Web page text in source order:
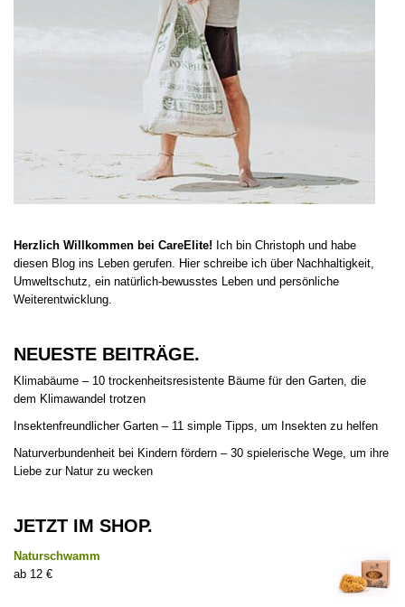
Herzlich Willkommen bei CareElite! Ich bin Christoph und habe
diesen Blog ins Leben gerufen. Hier schreibe ich über Nachhaltigkeit,
Umweltschutz, ein natürlich-bewusstes Leben und persönliche
Weiterentwicklung.
NEUESTE BEITRÄGE.
Klimabäume – 10 trockenheitsresistente Bäume für den Garten, die
dem Klimawandel trotzen
Insektenfreundlicher Garten – 11 simple Tipps, um Insekten zu helfen
Naturverbundenheit bei Kindern fördern – 30 spielerische Wege, um ihre
Liebe zur Natur zu wecken
JETZT IM SHOP.
Naturschwamm
12 €